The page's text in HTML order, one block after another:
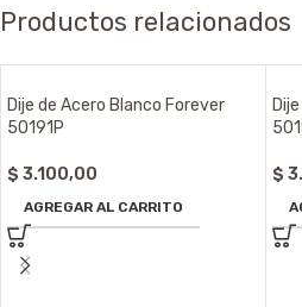
Productos relacionados
Dije de Acero Blanco Forever
50191P
$ 3.100,00
AGREGAR AL CARRITO
$